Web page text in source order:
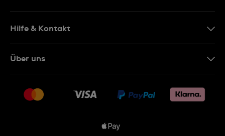
Hilfe & Kontakt
Rückgaberecht
Über uns
Jobs